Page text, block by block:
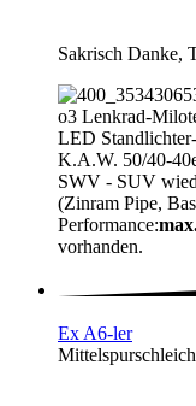
Sakrisch Danke,
o3 Lenkrad-
LED
K.A.W. 50/40-
SWV - SUV
(Zinram Pipe,
Performance:
vorhanden.
Ex A6-ler